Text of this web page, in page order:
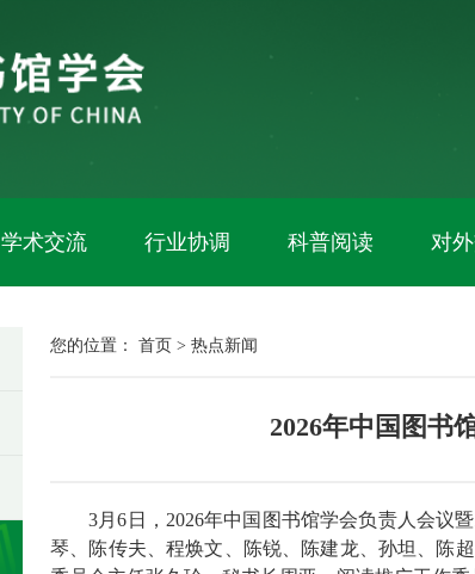
学术交流 行业协调 科普阅读 对
您的位置： 首页 > 热点新闻
2026年中国图书
3月6日，2026年中国图书馆学会负责人会议
琴、陈传夫、程焕文、陈锐、陈建龙、孙坦、陈